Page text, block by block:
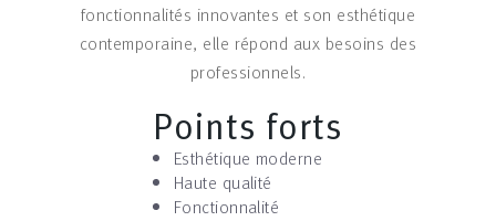
fonctionnalités innovantes et son esthétique
contemporaine, elle répond aux besoins des
professionnels.
Points forts
Esthétique moderne
Haute qualité
Fonctionnalité